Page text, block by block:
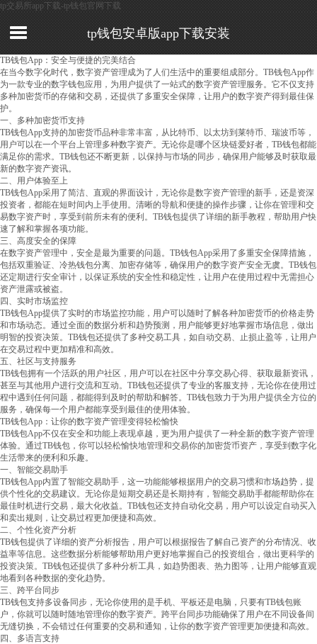
tp交易所app下载-tp钱包官网下载
tp钱包安卓版app下载安装
TB钱包App：安全与便捷的完美结合
在当今数字化时代，数字资产管理成为了人们生活中的重要组成部分。TB钱包App作
为一款专业的数字钱包应用，为用户提供了一站式的数字资产管理服务。它不仅支持
多种加密货币的存储和交易，还提供了多重安全保障，让用户的数字资产得到最佳保
护。
一、多种加密货币支持
TB钱包App支持的加密货币品种非常丰富，从比特币、以太坊到莱特币、瑞波币等，
用户可以在一个平台上管理多种数字资产。无论你是哪个区块链爱好者，TB钱包都能
满足你的需求。TB钱包还不断更新，以保持与市场的同步，确保用户能够及时获取最
新的数字资产资讯。
二、用户体验至上
TB钱包App采用了简洁、直观的界面设计，无论你是数字资产管理的新手，还是资深
投资者，都能在短时间内上手使用。清晰的导航和便捷的操作步骤，让你在管理和交
易数字资产时，享受到前所未有的便利。TB钱包提供了详细的新手教程，帮助用户快
速了解和掌握各项功能。
三、高度安全的保障
在数字资产管理中，安全是最为重要的问题。TB钱包App采用了多重安全保障措施，
包括双重验证、冷热钱包分离、加密存储等，确保用户的数字资产安全无虞。TB钱包
还定期进行安全审计，以保证系统的安全性和稳定性，让用户在使用过程中无需担心
资产泄露或被盗。
四、实时市场监控
TB钱包App提供了实时的市场监控功能，用户可以随时了解各种加密货币的价格走势
和市场动态。通过全面的数据分析和趋势预测，用户能够更好地掌握市场信息，做出
明智的投资决策。TB钱包还提供了多种交易工具，如自动交易、止损止盈等，让用户
在交易过程中更加精准和高效。
五、社区与支持服务
TB钱包拥有一个活跃的用户社区，用户可以在社区中分享交易心得、获取最新资讯，
甚至与其他用户进行交流和互动。TB钱包还提供了专业的客服支持，无论你在使用过
程中遇到任何问题，都能得到及时的帮助和解答。TB钱包致力于为用户提供全方位的
服务，确保每一个用户都能享受到最佳的使用体验。
TB钱包App：让你的数字资产管理变得轻松愉快
TB钱包App不仅在安全和功能上表现卓越，更为用户提供了一种全新的数字资产管理
体验。通过TB钱包，你可以轻松愉快地管理和交易你的加密货币资产，享受到数字化
生活带来的便利和乐趣。
一、智能交易助手
TB钱包App内置了智能交易助手，这一功能能够根据用户的交易习惯和市场趋势，提
供个性化的交易建议。无论你是短期交易还是长期持有，智能交易助手都能帮助你在
最佳时机进行交易，最大化收益。TB钱包还支持自动化交易，用户可以设定自动买入
和卖出规则，让交易过程更加便捷和高效。
二、个性化资产分析
TB钱包提供了详细的资产分析报告，用户可以根据报告了解自己资产的分布情况、收
益率等信息。这些数据分析能够帮助用户更好地掌握自己的投资组合，做出更科学的
投资决策。TB钱包还提供了多种分析工具，如趋势图表、热力图等，让用户能够直观
地看到各种数据的变化趋势。
三、跨平台同步
TB钱包支持多设备同步，无论你使用的是手机、平板还是电脑，只要有TB钱包账
户，你就可以随时随地管理你的数字资产。跨平台同步功能确保了用户在不同设备间
无缝切换，不会错过任何重要的交易和通知，让你的数字资产管理更加便捷和高效。
四、多语言支持